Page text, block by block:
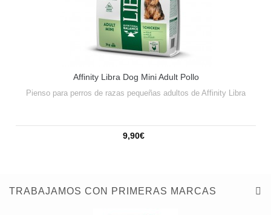
Affinity Libra Dog Mini Adult Pollo
Pienso para perros de razas pequeñas adultos de Affinity Libra
9,90€
TRABAJAMOS CON PRIMERAS MARCAS